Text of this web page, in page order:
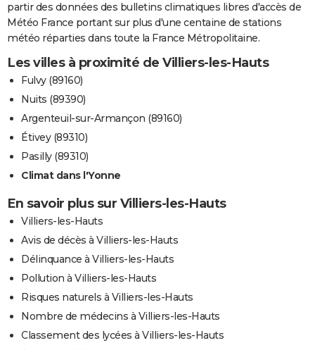
partir des données des bulletins climatiques libres d'accès de
Météo France portant sur plus d'une centaine de stations
météo réparties dans toute la France Métropolitaine.
Les villes à proximité de Villiers-les-Hauts
Fulvy (89160)
Nuits (89390)
Argenteuil-sur-Armançon (89160)
Étivey (89310)
Pasilly (89310)
Climat dans l'Yonne
En savoir plus sur Villiers-les-Hauts
Villiers-les-Hauts
Avis de décès à Villiers-les-Hauts
Délinquance à Villiers-les-Hauts
Pollution à Villiers-les-Hauts
Risques naturels à Villiers-les-Hauts
Nombre de médecins à Villiers-les-Hauts
Classement des lycées à Villiers-les-Hauts